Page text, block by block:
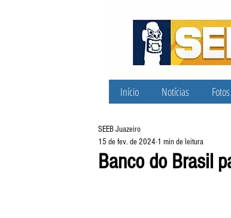
Início Notícias Fotos
Banco do Brasil
SEEB Juazeiro
15 de fev. de 2024 1 min de leitura